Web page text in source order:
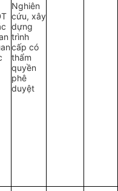
Nghiên
cứu, xây
dựng
trình
cấp có
thẩm
quyền
phê
duyệt